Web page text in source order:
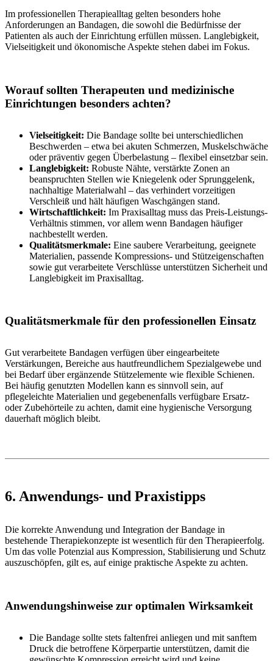
Im professionellen Therapiealltag gelten besonders hohe
Anforderungen an Bandagen, die sowohl die Bedürfnisse der
Patienten als auch der Einrichtung erfüllen müssen. Langlebigkeit,
Vielseitigkeit und ökonomische Aspekte stehen dabei im Fokus.
Worauf sollten Therapeuten und medizinische
Einrichtungen besonders achten?
Vielseitigkeit: Die Bandage sollte bei unterschiedlichen
Beschwerden – etwa bei akuten Schmerzen, Muskelschwäche
oder präventiv gegen Überbelastung – flexibel einsetzbar sein.
Langlebigkeit: Robuste Nähte, verstärkte Zonen an
beanspruchten Stellen wie Kniegelenk oder Sprunggelenk,
nachhaltige Materialwahl – das verhindert vorzeitigen
Verschleiß und hält häufigen Waschgängen stand.
Wirtschaftlichkeit: Im Praxisalltag muss das Preis-Leistungs-
Verhältnis stimmen, vor allem wenn Bandagen häufiger
nachbestellt werden.
Qualitätsmerkmale: Eine saubere Verarbeitung, geeignete
Materialien, passende Kompressions- und Stützeigenschaften
sowie gut verarbeitete Verschlüsse unterstützen Sicherheit und
Langlebigkeit im Praxisalltag.
Qualitätsmerkmale für den professionellen Einsatz
Gut verarbeitete Bandagen verfügen über eingearbeitete
Verstärkungen, Bereiche aus hautfreundlichem Spezialgewebe und
bei Bedarf über ergänzende Stützelemente wie flexible Schienen.
Bei häufig genutzten Modellen kann es sinnvoll sein, auf
pflegeleichte Materialien und gegebenenfalls verfügbare Ersatz-
oder Zubehörteile zu achten, damit eine hygienische Versorgung
dauerhaft möglich bleibt.
6. Anwendungs- und Praxistipps
Die korrekte Anwendung und Integration der Bandage in
bestehende Therapiekonzepte ist wesentlich für den Therapieerfolg.
Um das volle Potenzial aus Kompression, Stabilisierung und Schutz
auszuschöpfen, gilt es, auf einige praktische Aspekte zu achten.
Anwendungshinweise zur optimalen Wirksamkeit
Die Bandage sollte stets faltenfrei anliegen und mit sanftem
Druck die betroffene Körperpartie unterstützen, damit die